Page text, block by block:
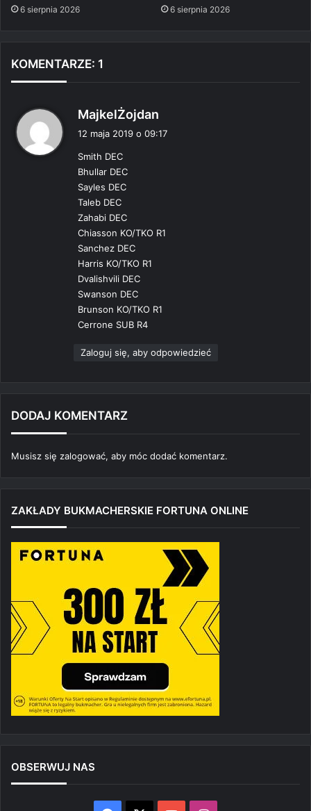
6 sierpnia 2026 6 sierpnia 2026
KOMENTARZE: 1
MajkelŻojdan
12 maja 2019 o 09:17
Smith DEC
Bhullar DEC
Sayles DEC
Taleb DEC
Zahabi DEC
Chiasson KO/TKO R1
Sanchez DEC
Harris KO/TKO R1
Dvalishvili DEC
Swanson DEC
Brunson KO/TKO R1
Cerrone SUB R4
Zaloguj się, aby odpowiedzieć
DODAJ KOMENTARZ
Musisz się zalogować, aby móc dodać komentarz.
ZAKŁADY BUKMACHERSKIE FORTUNA ONLINE
OBSERWUJ NAS